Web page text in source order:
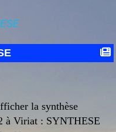
la synthèse
à Viriat : SYNTHESE